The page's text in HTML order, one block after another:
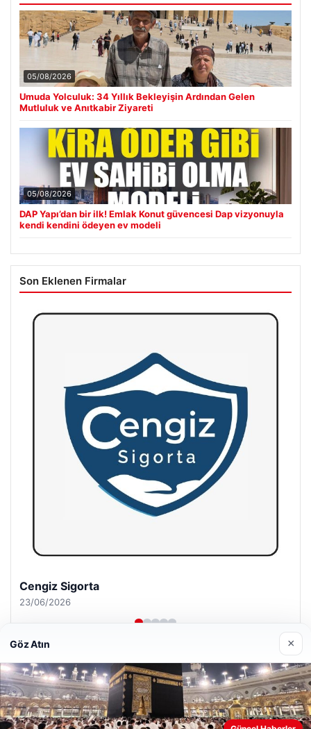
05/08/2026
Umuda Yolculuk: 34 Yıllık Bekleyişin Ardından Gelen
Mutluluk ve Anıtkabir Ziyareti
05/08/2026
DAP Yapı’dan bir ilk! Emlak Konut güvencesi Dap vizyonuyla
kendi kendini ödeyen ev modeli
Son Eklenen Firmalar
Hastaş Beton
26/05/2026
© 2026 Habersel – Güncel Haberler
Web sitemizi nasıl kullandığınızı daha iyi anlayabilmek,
Göz Atın ×